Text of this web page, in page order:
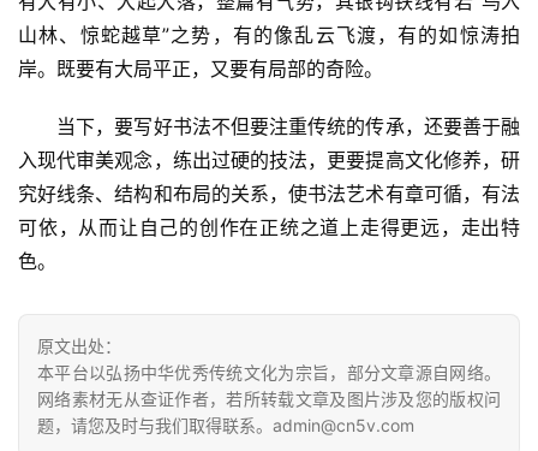
砚
边
美
术
图
容
易
寫
錯
山林、惊蛇越草”之势，有的像乱云飞渡，有的如惊涛拍
岸。既要有大局平正，又要有局部的奇险。
当下，要写好书法不但要注重传统的传承，还要善于融
入现代审美观念，练出过硬的技法，更要提高文化修养，研
究好线条、结构和布局的关系，使书法艺术有章可循，有法
可依，从而让自己的创作在正统之道上走得更远，走出特
色。
原文出处：
本平台以弘扬中华优秀传统文化为宗旨，部分文章源自网络。
网络素材无从查证作者，若所转载文章及图片涉及您的版权问
题，请您及时与我们取得联系。admin@cn5v.com